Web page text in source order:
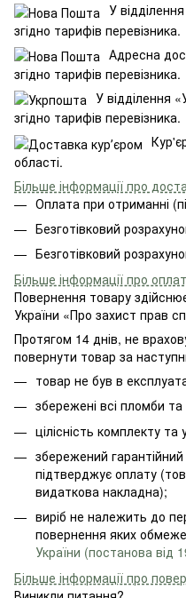
У
згідно тарифів перевізника.
Адресна
згідно тарифів перевізника.
У відділення
згідно тарифів перевізника.
області.
Більше інформації про
Оплата при отриманні
Безготівковий
Безготівковий
Більше інформації про
Повернення товару
України «Про захист прав
Протягом 14 днів, не
повернути товар за
товар не був в
збережені всі пломби
цілісність комплекту
збережений
підтверджує оплату
видаткова накладна);
виріб не належить до
повернення яких
України (постанова від
Більше інформації про